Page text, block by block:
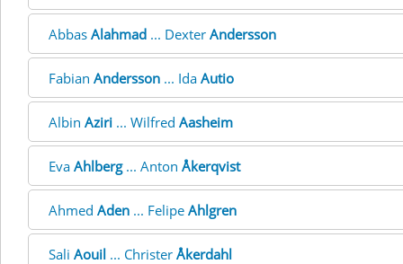
Abbas Alahmad ... Dexter Andersson
Fabian Andersson ... Ida Autio
Albin Aziri ... Wilfred Aasheim
Eva Ahlberg... Anton Åkerqvist
Ahmed Aden ... Felipe Ahlgren
Sali Aouil ... Christer Åkerdahl